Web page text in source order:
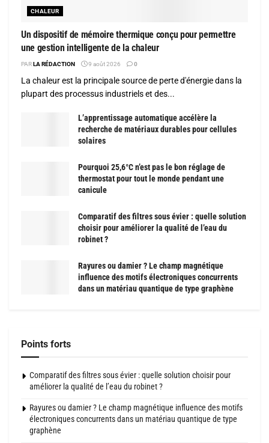
CHALEUR
Un dispositif de mémoire thermique conçu pour permettre
une gestion intelligente de la chaleur
PARLA RÉDACTION 9 août 2026 0
La chaleur est la principale source de perte d'énergie dans la
plupart des processus industriels et des...
L’apprentissage automatique accélère la
recherche de matériaux durables pour cellules
solaires
Pourquoi 25,6°C n’est pas le bon réglage de
thermostat pour tout le monde pendant une
canicule
Comparatif des filtres sous évier : quelle solution
choisir pour améliorer la qualité de l’eau du
robinet ?
Rayures ou damier ? Le champ magnétique
influence des motifs électroniques concurrents
dans un matériau quantique de type graphène
Points forts
Comparatif des filtres sous évier : quelle solution choisir pour
améliorer la qualité de l’eau du robinet ?
Rayures ou damier ? Le champ magnétique influence des motifs
électroniques concurrents dans un matériau quantique de type
graphène